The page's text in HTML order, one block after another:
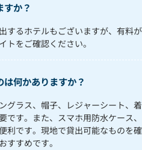
すか？
するホテルもございますが、有料が
トをご確認ください。
何かありますか？
グラス、帽子、レジャーシート、着
す。また、スマホ用防水ケース、
利です。現地で貸出可能なものを確
すすめです。